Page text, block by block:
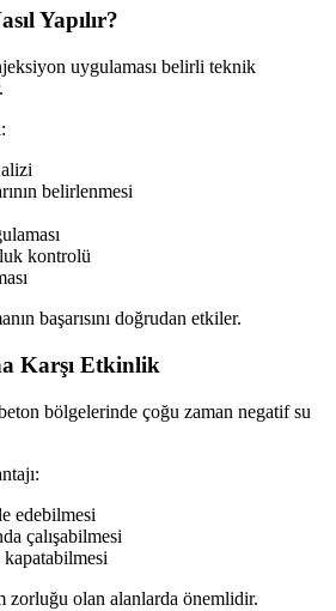
Yapılır?
uygulaması belirli teknik
belirlenmesi
kontrolü
başarısını doğrudan etkiler.
Karşı Etkinlik
bölgelerinde çoğu zaman negatif su
edebilmesi
çalışabilmesi
olan alanlarda önemlidir.